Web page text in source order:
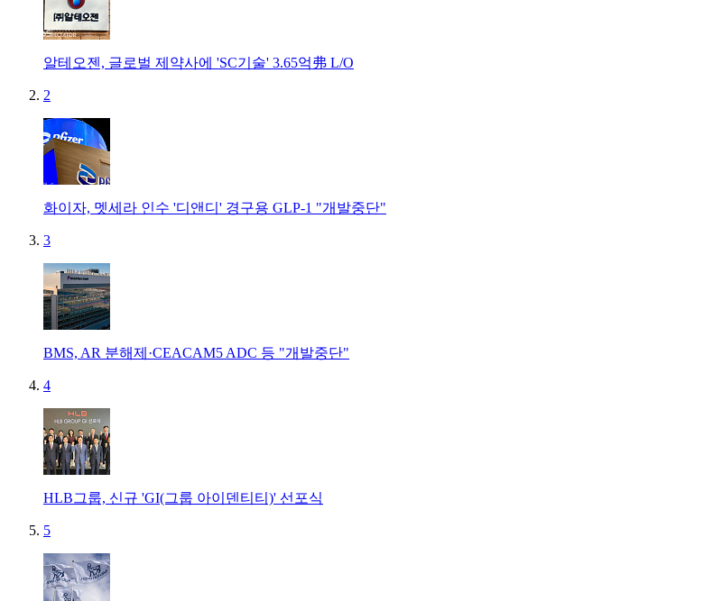
알테오젠, 글로벌 제약사에 'SC기술' 3.65억弗 L/O
2
화이자, 멧세라 인수 '디앤디' 경구용 GLP-1 "개발중단"
3
BMS, AR 분해제·CEACAM5 ADC 등 "개발중단"
4
HLB그룹, 신규 'GI(그룹 아이덴티티)' 선포식
5